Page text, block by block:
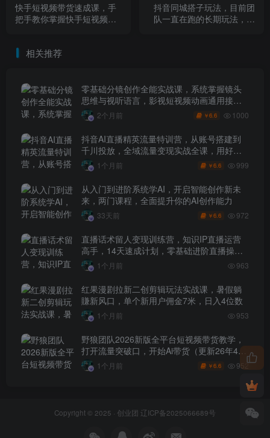
快手短视频带货速成课，手
把手教你掌握快手短视频带
抖音同城搭子玩法，目前团
队一直在跑的长期玩法，稳
相关推荐
零基础分镜创作全能实战课，系统掌握镜头
思维与视听语言，影视短视频动画通用接单
技能2个月前 ￥6.6 1000
抖音AI直播精英流量特训营，从账号搭建到
千川投放，全域流量变现实战全课，用好工
具让賺钱更简单
1个月前 ￥6.6 999
从入门到进阶系统学AI，开启智能创作新未
来，两门课程，全面提升你的AI创作能力
33天前 ￥6.6 972
直播话术留人变现训练营，知识IP直播运营
高手，14天速成计划，零基础进阶直播操盘
手
1个月前 963
红果漫剧拉新二创剪辑玩法实战课，暑假躺
賺新风口，单个新用户佣金7米，日入4位数
1个月前 953
野狼团队2026新版全平台短视频带货教学，
打开流量突破口，开始Ai带货（更新26年4月
25日）1个月前 ￥6.6 952
Copyright © 2025 · 创业团 辽ICP备2025066689号